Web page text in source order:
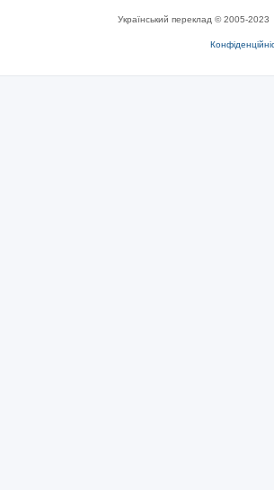
Український переклад © 2005-2023